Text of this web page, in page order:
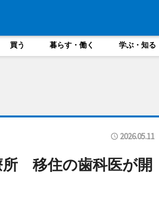
買う 暮らす・働く 学ぶ・知る
2026.05.11
所 移住の歯科医が開